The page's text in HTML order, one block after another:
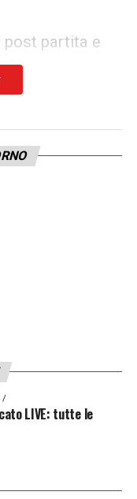
post partita e
cambiare
ci sarebbe il
LIVE: tutte le